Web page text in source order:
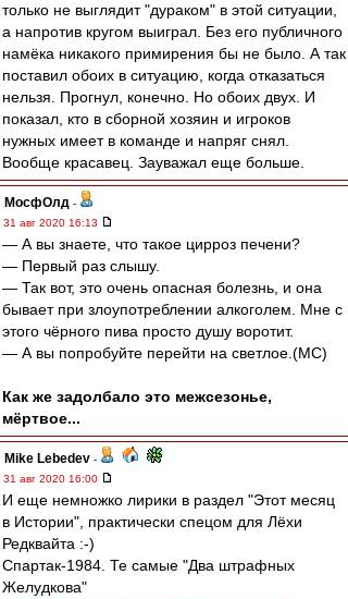
только не выглядит "дураком" в этой ситуации,
а напротив кругом выиграл. Без его публичного
намёка никакого примирения бы не было. А так
поставил обоих в ситуацию, когда отказаться
нельзя. Прогнул, конечно. Но обоих двух. И
показал, кто в сборной хозяин и игроков
нужных имеет в команде и напряг снял.
Вообще красавец. Зауважал еще больше.
МосфОлд -
31 авг 2020 16:13
— А вы знаете, что такое цирроз печени?
— Первый раз слышу.
— Так вот, это очень опасная болезнь, и она
бывает при злоупотреблении алкоголем. Мне с
этого чёрного пива просто душу воротит.
— А вы попробуйте перейти на светлое.(МС)
Как же задолбало это межсезонье,
мёртвое...
Mike Lebedev -
31 авг 2020 16:00
И еще немножко лирики в раздел "Этот месяц
в Истории", практически спецом для Лёхи
Редквайта :-)
Спартак-1984. Те самые "Два штрафных
Желудкова"